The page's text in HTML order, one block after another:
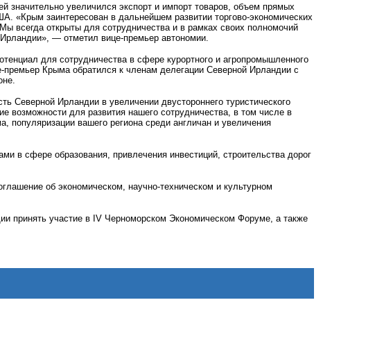
увеличился экспорт и импорт товаров, объем прямых
«Крым заинтересован в дальнейшем развитии торгово-экономических
всегда открыты для сотрудничества и в рамках своих полномочий
— отметил вице-премьер автономии.
для сотрудничества в сфере курортного и агропромышленного
премьер Крыма обратился к членам делегации Северной Ирландии с
Ирландии в увеличении двустороннего туристического
для развития нашего сотрудничества, в том числе в
вашего региона среди англичан и увеличения
в сфере образования, привлечения инвестиций, строительства дорог
об экономическом, научно-техническом и культурном
принять участие в IV Черноморском Экономическом Форуме, а также